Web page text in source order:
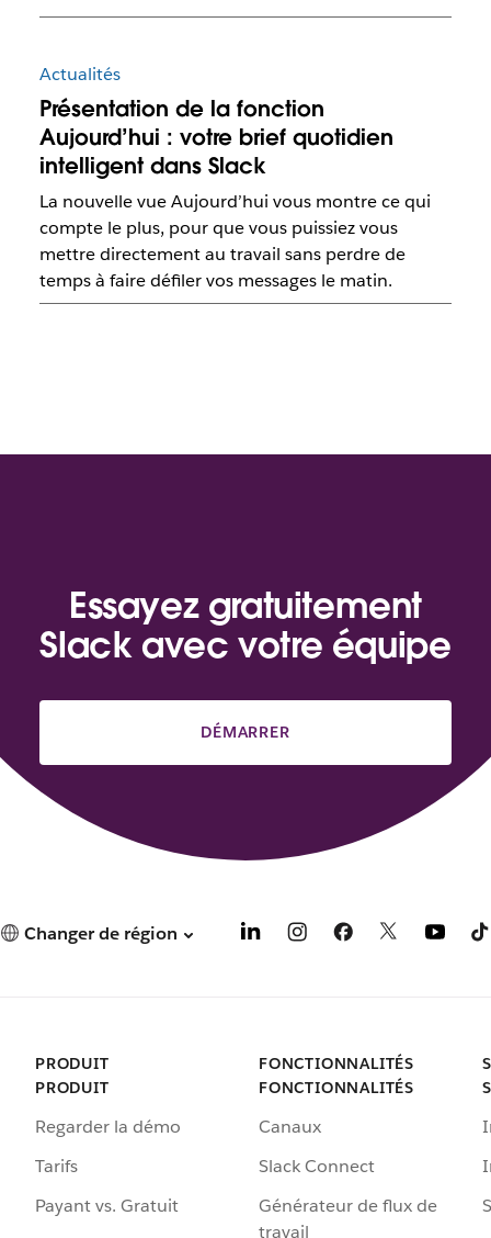
Actualités
Présentation de la fonction
Aujourd’hui : votre brief quotidien
intelligent dans Slack
La nouvelle vue Aujourd’hui vous montre ce qui
compte le plus, pour que vous puissiez vous
mettre directement au travail sans perdre de
temps à faire défiler vos messages le matin.
Essayez gratuitement
Slack avec votre équipe
DÉMARRER
Changer de région
PRODUIT
PRODUIT
Regarder la démo
Tarifs
Payant vs. Gratuit
FONCTIONNALITÉS
FONCTIONNALITÉS
Canaux
Slack Connect
Générateur de flux de
travail